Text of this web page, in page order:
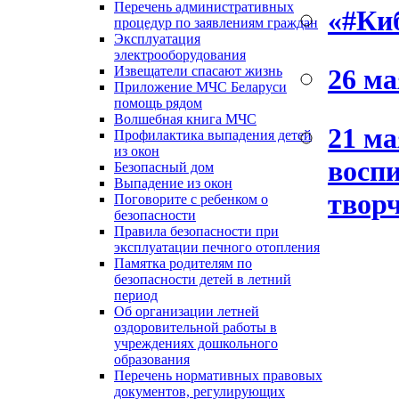
Перечень административных
процедур по заявлениям граждан
Эксплуатация
электрооборудования
Извещатели спасают жизнь
Приложение МЧС Беларуси
помощь рядом
Волшебная книга МЧС
Профилактика выпадения детей
из окон
Безопасный дом
Выпадение из окон
Поговорите с ребенком о
безопасности
Правила безопасности при
эксплуатации печного отопления
Памятка родителям по
безопасности детей в летний
период
Об организации летней
оздоровительной работы в
учреждениях дошкольного
образования
Перечень нормативных правовых
документов, регулирующих
26
21